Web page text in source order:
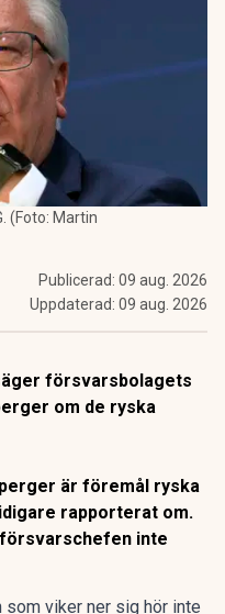
(Foto: Martin
Publicerad: 09 aug. 2026
Uppdaterad: 09 aug. 2026
försvarsbolagets
om de ryska
är föremål ryska
rapporterat om.
inte
som viker ner sig hör inte